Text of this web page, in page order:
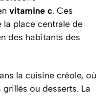
vitamine c. Ces
place centrale de
des habitants des
la cuisine créole, où
ou desserts. La